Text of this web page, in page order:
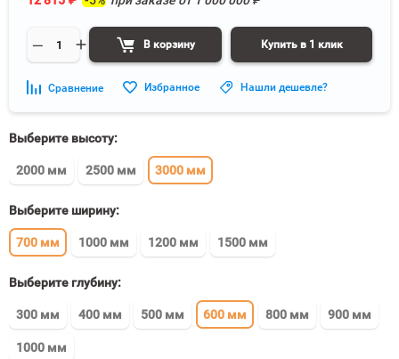
В корзину Купить в 1 клик
Сравнение Избранное Нашли дешевле?
Выберите высоту:
2000 мм 2500 мм 3000 мм
Выберите ширину:
700 мм 1000 мм 1200 мм 1500 мм
Выберите глубину:
300 мм 400 мм 500 мм 600 мм 800 мм 900 мм
1000 мм